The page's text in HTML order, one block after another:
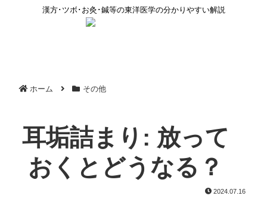
漢方･ツボ･お灸･鍼等の東洋医学の分かりやすい解説
ホーム その他
耳垢詰まり: 放って
おくとどうなる？
2024.07.16